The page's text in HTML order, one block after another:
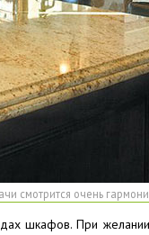
смотрится очень
шкафов. При